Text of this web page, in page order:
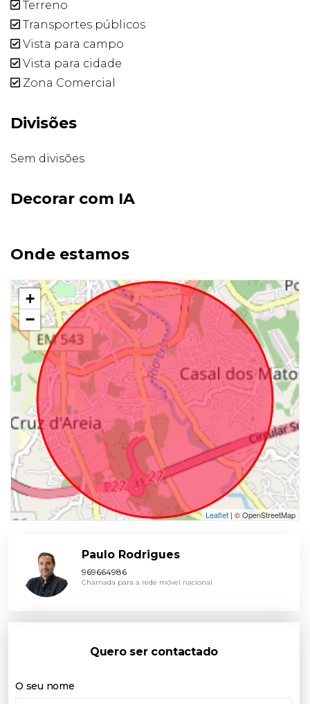
Terreno
Transportes públicos
Vista para campo
Vista para cidade
Zona Comercial
Divisões
Sem divisões
Decorar com IA
Onde estamos
+
−
Leaflet | © OpenStreetMap
Paulo Rodrigues
969664986
Chamada para a rede móvel nacional
Quero ser contactado
O seu nome